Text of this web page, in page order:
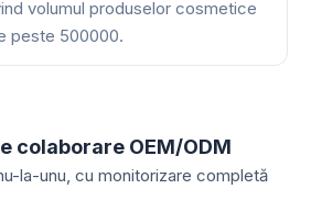
volumul produselor cosmetice
peste 500000.
colaborare OEM/ODM
la-unu, cu monitorizare completă